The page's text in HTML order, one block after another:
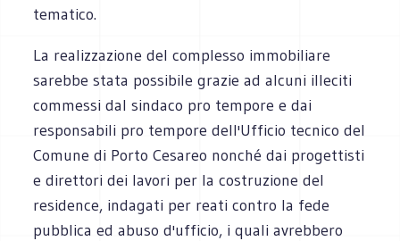
tematico.
La realizzazione del complesso immobiliare
sarebbe stata possibile grazie ad alcuni illeciti
commessi dal sindaco pro tempore e dai
responsabili pro tempore dell'Ufficio tecnico del
Comune di Porto Cesareo nonché dai progettisti
e direttori dei lavori per la costruzione del
residence, indagati per reati contro la fede
pubblica ed abuso d'ufficio, i quali avrebbero